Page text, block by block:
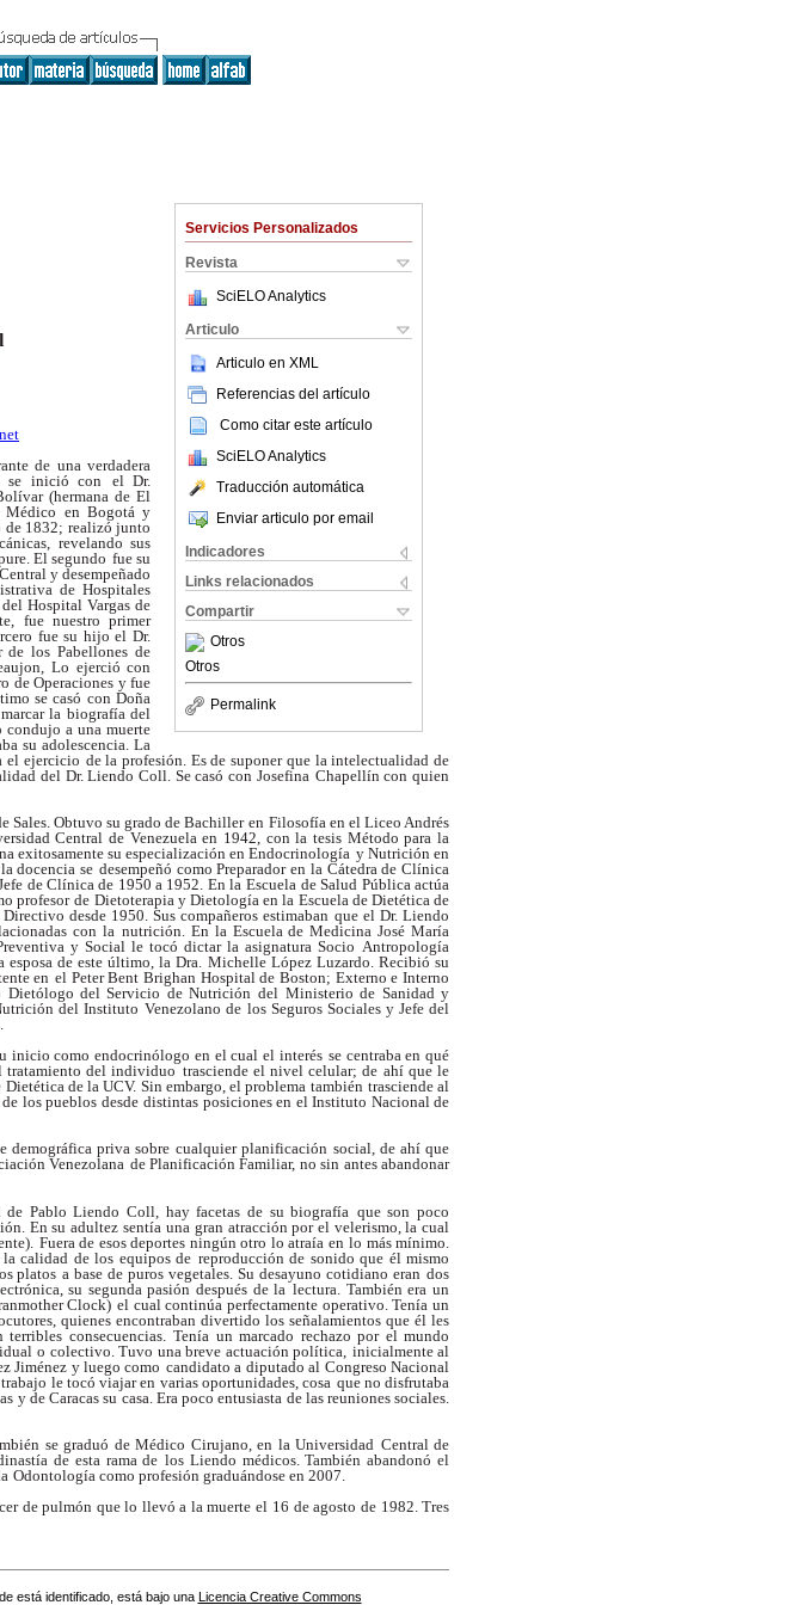
Servicios Personalizados
Revista
SciELO Analytics
Articulo
Articulo en XML
Referencias del artículo
Como citar este artículo
SciELO Analytics
Traducción automática
Enviar articulo por email
Indicadores
Links relacionados
Compartir
Otros
Otros
Permalink
de una verdadera
se inició con
el Dr.
(hermana de El
Médico en Bogotá y
de 1832; realizó junto
revelando sus
El segundo fue su
y desempeñado
de Hospitales
Hospital Vargas de
fue nuestro primer
fue su hijo el Dr.
de los Pabellones de
Lo ejerció con
de Operaciones y fue
se casó con Doña
la biografía del
condujo a una muerte
su adolescencia. La
el ejercicio de la profesión. Es de suponer que la intelectualidad de
del Dr. Liendo Coll. Se casó con Josefina Chapellín con quien
Sales. Obtuvo su grado de Bachiller en Filosofía en el Liceo Andrés
Central de Venezuela en 1942, con la tesis Método para la
exitosamente su especialización en Endocrinología y Nutrición en
docencia se desempeñó como Preparador en la Cátedra de Clínica
de Clínica de 1950 a 1952. En la Escuela de Salud Pública actúa
profesor de Dietoterapia y Dietología en la Escuela de Dietética de
desde 1950. Sus compañeros estimaban que el Dr. Liendo
con la nutrición. En la Escuela de Medicina José María
y Social le tocó dictar la asignatura Socio Antropología
de este último, la Dra. Michelle López Luzardo. Recibió su
en el Peter Bent Brighan Hospital de Boston; Externo e Interno
Dietólogo del Servicio de Nutrición del Ministerio de Sanidad y
del Instituto Venezolano de los Seguros Sociales y Jefe del
inicio como endocrinólogo en el cual el interés se centraba en qué
tratamiento del individuo trasciende el nivel celular; de ahí que le
Dietética de la UCV. Sin embargo, el problema también trasciende al
los pueblos desde distintas posiciones en el Instituto Nacional de
demográfica priva sobre cualquier planificación social, de ahí que
Venezolana de Planificación Familiar, no sin antes abandonar
de Pablo Liendo Coll, hay facetas de su biografía que son poco
En su adultez sentía una gran atracción por el velerismo, la cual
Fuera de esos deportes ningún otro lo atraía en lo más mínimo.
calidad de los equipos de reproducción de sonido que él mismo
platos a base de puros vegetales. Su desayuno cotidiano eran dos
su segunda pasión después de la lectura. También era un
Clock) el cual continúa perfectamente operativo. Tenía un
quienes encontraban divertido los señalamientos que él les
consecuencias.
Tenía un marcado rechazo por el mundo
o colectivo. Tuvo una breve actuación política, inicialmente al
Jiménez y luego como candidato a diputado al Congreso Nacional
le tocó viajar en varias oportunidades, cosa que no disfrutaba
y de Caracas su casa. Era poco entusiasta de las reuniones sociales.
se graduó de Médico Cirujano, en la Universidad Central de
de esta rama de los Liendo médicos. También abandonó el
Odontología como profesión graduándose en 2007.
de pulmón que lo llevó a la muerte el 16 de agosto de 1982. Tres
está identificado, está bajo una Licencia Creative Commons